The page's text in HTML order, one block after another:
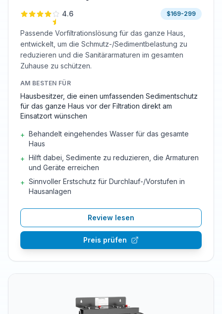
4.6 $169-299
Passende Vorfiltrationslösung für das ganze Haus,
entwickelt, um die Schmutz-/Sedimentbelastung zu
reduzieren und die Sanitärarmaturen im gesamten
Zuhause zu schützen.
AM BESTEN FÜR
Hausbesitzer, die einen umfassenden Sedimentschutz
für das ganze Haus vor der Filtration direkt am
Einsatzort wünschen
+ Behandelt eingehendes Wasser für das gesamte
Haus
+ Hilft dabei, Sedimente zu reduzieren, die Armaturen
und Geräte erreichen
+ Sinnvoller Erstschutz für Durchlauf-/Vorstufen in
Hausanlagen
Review lesen
Preis prüfen